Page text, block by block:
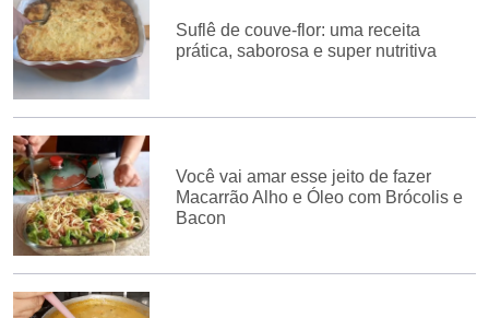
Suflê de couve-flor: uma receita
prática, saborosa e super nutritiva
Você vai amar esse jeito de fazer
Macarrão Alho e Óleo com Brócolis e
Bacon